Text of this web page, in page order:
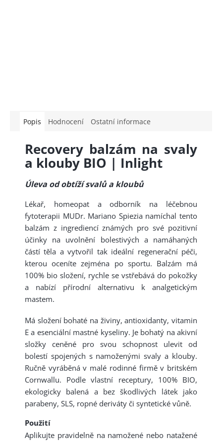
Popis Hodnocení Ostatní informace
Recovery balzám na svaly
a klouby BIO | Inlight
Úleva od obtíží svalů a kloubů
Lékař, homeopat a odborník na léčebnou
fytoterapii MUDr. Mariano Spiezia namíchal tento
balzám z ingrediencí známých pro své pozitivní
účinky na uvolnění bolestivých a namáhaných
částí těla a vytvořil tak ideální regenerační péči,
kterou oceníte zejména po sportu. Balzám má
100% bio složení, rychle se vstřebává do pokožky
a nabízí přírodní alternativu k analgetickým
mastem.
Má složení bohaté na živiny, antioxidanty, vitamin
E a esenciální mastné kyseliny. Je bohatý na akivní
složky ceněné pro svou schopnost ulevit od
bolestí spojených s namoženými svaly a klouby.
Ručně vyráběná v malé rodinné firmě v britském
Cornwallu. Podle vlastní receptury, 100% BIO,
ekologicky balená a bez škodlivých látek jako
parabeny, SLS, ropné deriváty či syntetické vůně.
Použití
Aplikujte pravidelně na namožené nebo natažené